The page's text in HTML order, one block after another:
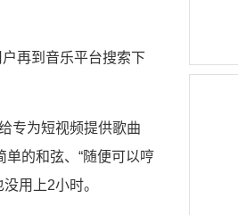
再到音乐平台搜索下
专为短视频提供歌曲
单的和弦、“随便可以哼
用上2小时。